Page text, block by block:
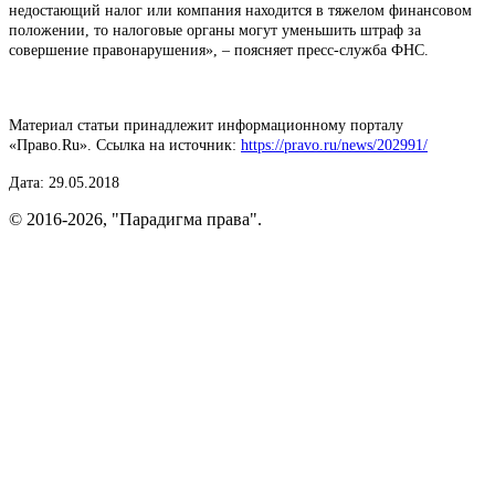
недостающий налог или компания находится в тяжелом финансовом
положении, то налоговые органы могут уменьшить штраф за
совершение правонарушения», – поясняет пресс-служба ФНС.
Материал статьи принадлежит информационному порталу
«Право.Ru». Ссылка на источник: https://pravo.ru/news/202991/
Дата: 29.05.2018
© 2016-2026, "Парадигма права".